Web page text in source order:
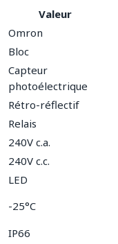
Valeur
Omron
Bloc
Capteur
photoélectrique
Rétro-réflectif
Relais
240V c.a.
240V c.c.
LED
-25°C
IP66